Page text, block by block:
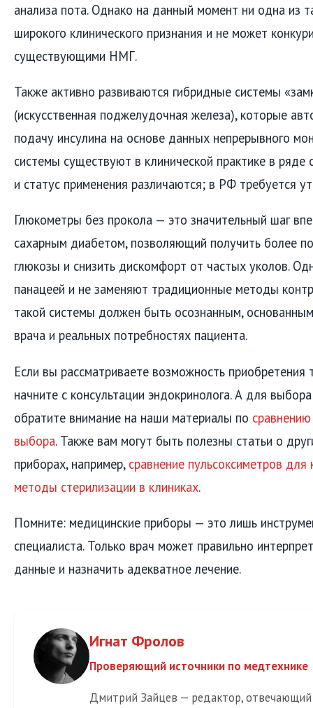
анализа пота. Однако на данный момент ни одна из
широкого клинического признания и не может
существующими НМГ.
Также активно развиваются гибридные системы
(искусственная поджелудочная железа), которые
подачу инсулина на основе данных непрерывного
системы существуют в клинической практике в ряде
и статус применения различаются; в РФ требуется
Глюкометры без прокола — это значительный шаг
сахарным диабетом, позволяющий получить более
глюкозы и снизить дискомфорт от частых уколов.
панацеей и не заменяют традиционные методы
такой системы должен быть осознанным,
врача и реальных потребностях пациента.
Если вы рассматриваете возможность приобретения
начните с консультации эндокринолога. А для
обратите внимание на наши материалы по
выбора. Также вам могут быть полезны статьи о
приборах, например, сравнение пульсоксиметров для
методы стерилизации в клиниках.
Помните: медицинские приборы — это лишь
специалиста. Только врач может правильно
данные и назначить адекватное лечение.
Игнат Фролов
Проверяющий источники по медтехнике
Дмитрий Зайцев — редактор,